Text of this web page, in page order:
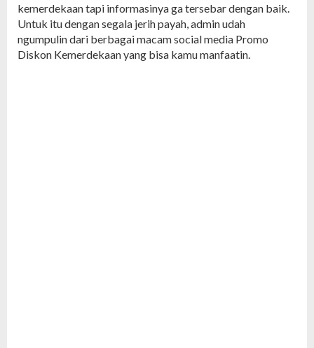
kemerdekaan tapi informasinya ga tersebar dengan baik.
Untuk itu dengan segala jerih payah, admin udah
ngumpulin dari berbagai macam social media Promo
Diskon Kemerdekaan yang bisa kamu manfaatin.